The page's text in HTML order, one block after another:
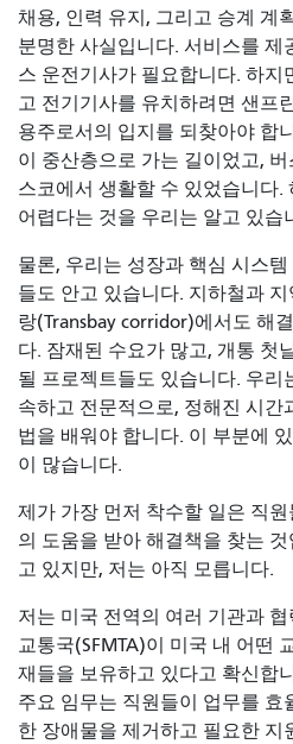
채용, 인력 유지, 그리고 승계 계
분명한 사실입니다. 서비스를 제
스 운전기사가 필요합니다. 하지
고 전기기사를 유치하려면 샌프
용주로서의 입지를 되찾아야 합
이 중산층으로 가는 길이었고,
스코에서 생활할 수 있었습니다.
어렵다는 것을 우리는 알고 있습
물론, 우리는 성장과 핵심 시스
들도 안고 있습니다. 지하철과
랑(Transbay corridor)에서도 해
다. 잠재된 수요가 많고, 개통 첫
될 프로젝트들도 있습니다. 우리
속하고 전문적으로, 정해진 시간
법을 배워야 합니다. 이 부분에
이 많습니다.
제가 가장 먼저 착수할 일은 직
의 도움을 받아 해결책을 찾는
고 있지만, 저는 아직 모릅니다.
저는 미국 전역의 여러 기관과
교통국(SFMTA)이 미국 내 어떤
재들을 보유하고 있다고 확신합
주요 임무는 직원들이 업무를 효
한 장애물을 제거하고 필요한 지